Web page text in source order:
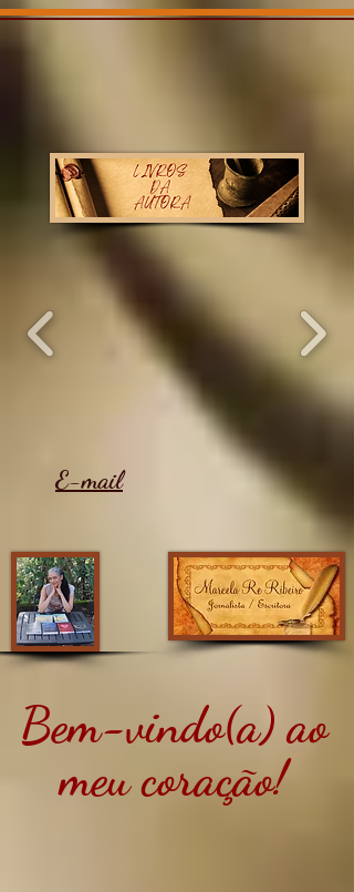
E-mail
Bem-vindo(a) ao
meu coração!